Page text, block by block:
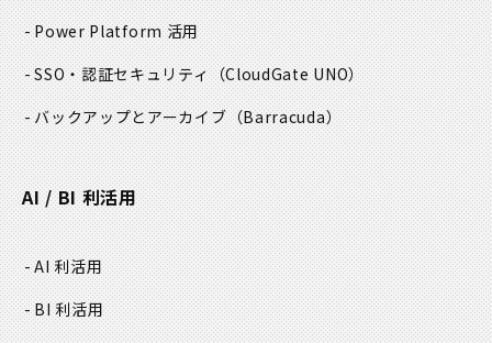
Power Platform 活用
SSO・認証セキュリティ（CloudGate UNO）
バックアップとアーカイブ（Barracuda）
AI / BI 利活用
AI 利活用
BI 利活用